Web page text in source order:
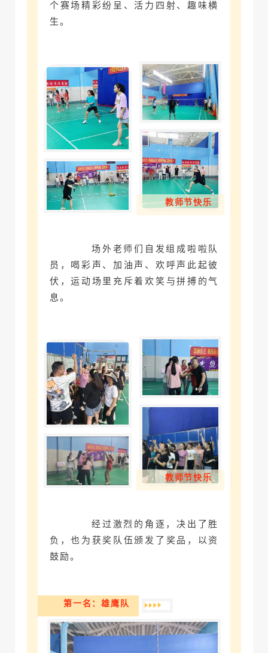
个赛场精彩纷呈、活力四射、趣味横
生。
教师节快乐
场外老师们自发组成啦啦队
员，喝彩声、加油声、欢呼声此起彼
伏，运动场里充斥着欢笑与拼搏的气
息。
教师节快乐
经过激烈的角逐，决出了胜
负，也为获奖队伍颁发了奖品，以资
鼓励。
第一名：雄鹰队